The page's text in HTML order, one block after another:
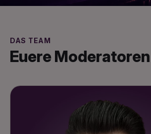
DAS TEAM
Euere Moderatoren